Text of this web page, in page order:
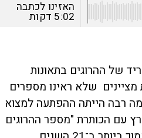
האזינו לכתבה
5:02 דקות
של ההרוגים בתאונות
שלא ראינו מספרים
שנת 2006. לכן מה רבה הייתה ההפתעה למצוא
עם הכותרת "מספר ההרוגים